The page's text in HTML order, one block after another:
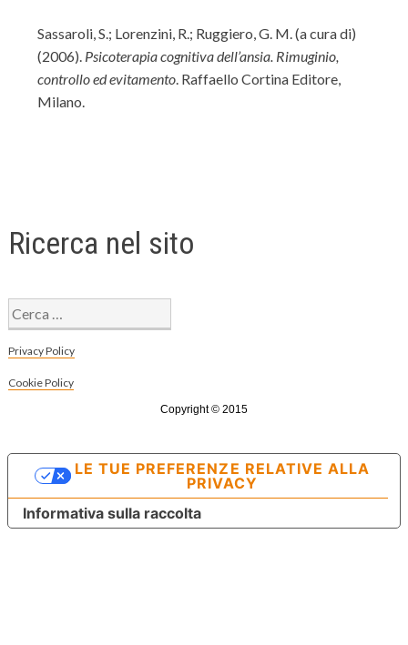
Sassaroli, S.; Lorenzini, R.; Ruggiero, G. M. (a cura di)
(2006). Psicoterapia cognitiva dell’ansia. Rimuginio,
controllo ed evitamento. Raffaello Cortina Editore,
Milano.
Ricerca nel sito
Ricerca
per:
Privacy Policy
Cookie Policy
Copyright © 2015
Informativa sulla raccolta
LE TUE PREFERENZE RELATIVE ALLA
PRIVACY